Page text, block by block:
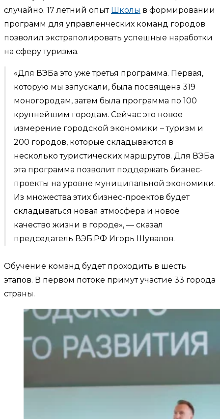
случайно. 17 летний опыт Школы в формировании
программ для управленческих команд городов
позволил экстраполировать успешные наработки
на сферу туризма.
«Для ВЭБа это уже третья программа. Первая,
которую мы запускали, была посвящена 319
моногородам, затем была программа по 100
крупнейшим городам. Сейчас это новое
измерение городской экономики – туризм и
200 городов, которые складываются в
несколько туристических маршрутов. Для ВЭБа
эта программа позволит поддержать бизнес-
проекты на уровне муниципальной экономики.
Из множества этих бизнес-проектов будет
складываться новая атмосфера и новое
качество жизни в городе», — сказал
председатель ВЭБ.РФ Игорь Шувалов.
Обучение команд будет проходить в шесть
этапов. В первом потоке примут участие 33 города
страны.